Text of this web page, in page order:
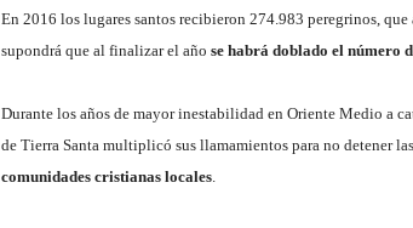
En 2016 los lugares santos recibieron 274.983 peregrinos,
supondrá que al finalizar el año se habrá doblado el número
Durante los años de mayor inestabilidad en Oriente Medio a
de Tierra Santa multiplicó sus llamamientos para no detener
comunidades cristianas locales.